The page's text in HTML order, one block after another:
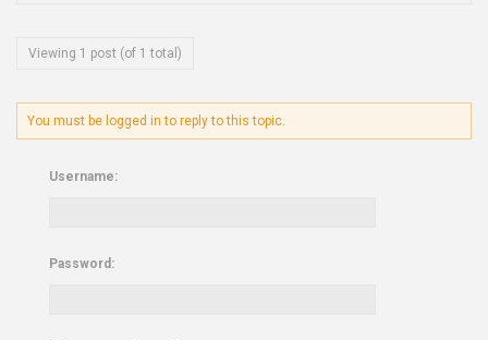
Viewing 1 post (of 1 total)
You must be logged in to reply to this topic.
Username:
Password: